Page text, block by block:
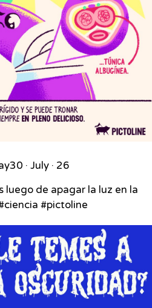
30 · July · 26
luego de apagar la luz en la
#pictoline